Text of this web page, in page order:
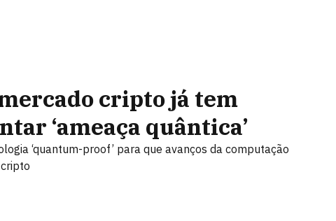
cripto já tem
‘ameaça quântica’
‘quantum-proof’ para que avanços da computação